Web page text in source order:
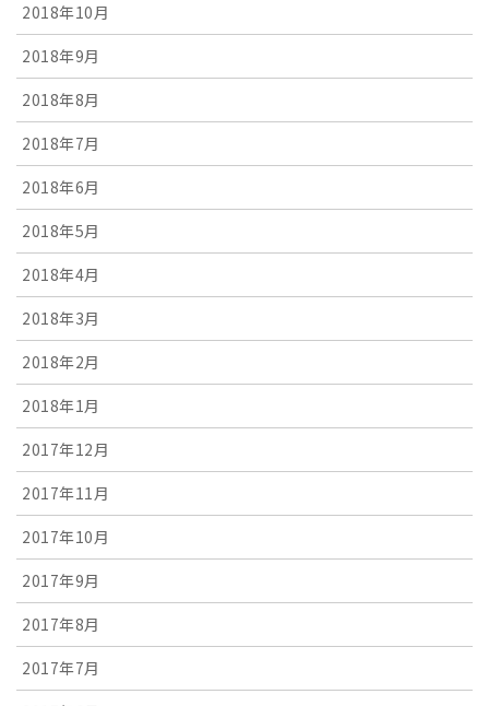
2018年10月
2018年9月
2018年8月
2018年7月
2018年6月
2018年5月
2018年4月
2018年3月
2018年2月
2018年1月
2017年12月
2017年11月
2017年10月
2017年9月
2017年8月
2017年7月